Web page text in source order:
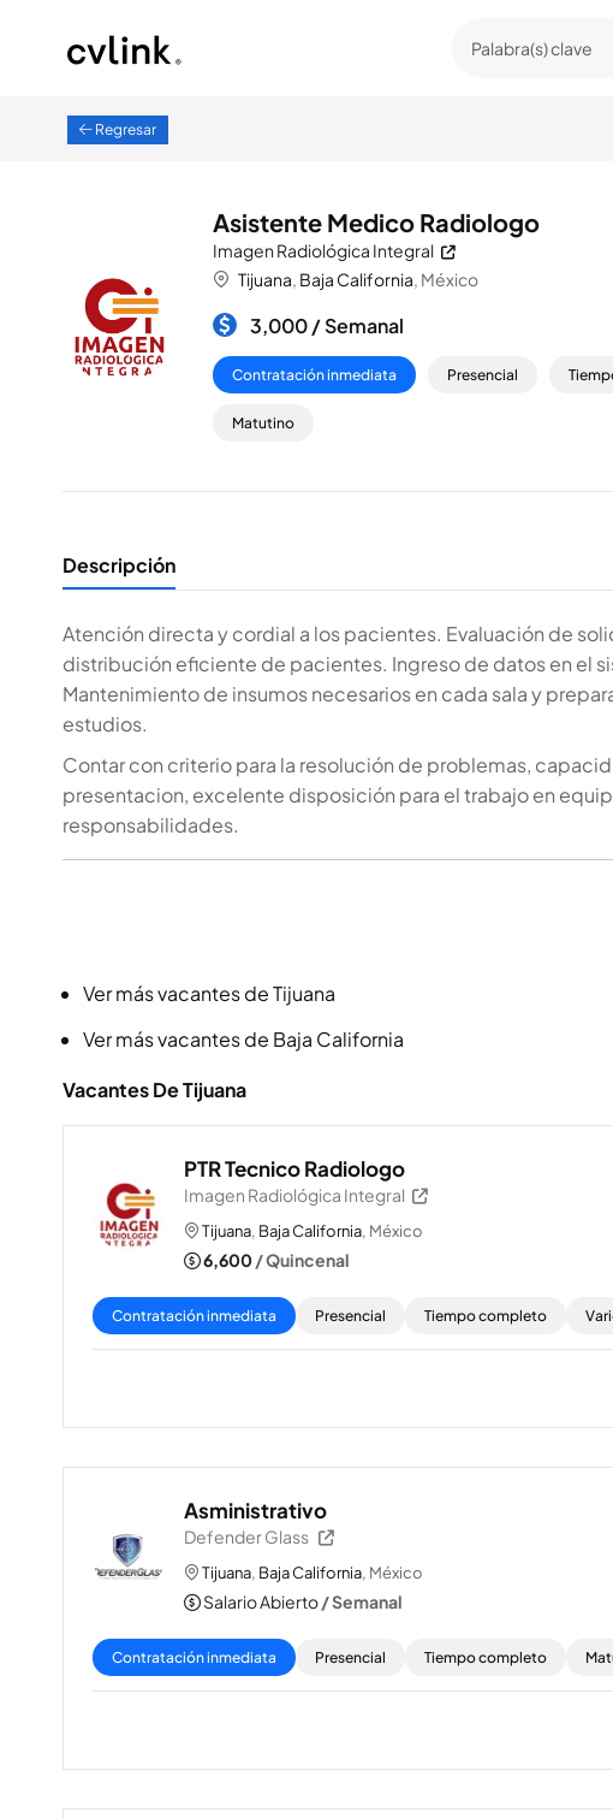
Regresar
Asistente Medico Radiologo
Imagen Radiológica Integral
Tijuana, Baja California, México
3,000 /Semanal
Contratación inmediata Presencial
Matutino
Descripción
Atención directa y cordial a los pacientes. Evaluación de
distribución eficiente de pacientes. Ingreso de datos en el
Mantenimiento de insumos necesarios en cada sala y
estudios.
Contar con criterio para la resolución de problemas,
presentacion, excelente disposición para el trabajo en
responsabilidades.
Ver más vacantes de Tijuana
Ver más vacantes de Baja California
Vacantes De Tijuana
PTR Tecnico Radiologo
Imagen Radiológica Integral
Tijuana, Baja California, México
6,600/ Quincenal
Contratación inmediata Presencial Tiempo completo
Asministrativo
Defender Glass
Tijuana, Baja California, México
Salario Abierto/ Semanal
Contratación inmediata Presencial Tiempo completo